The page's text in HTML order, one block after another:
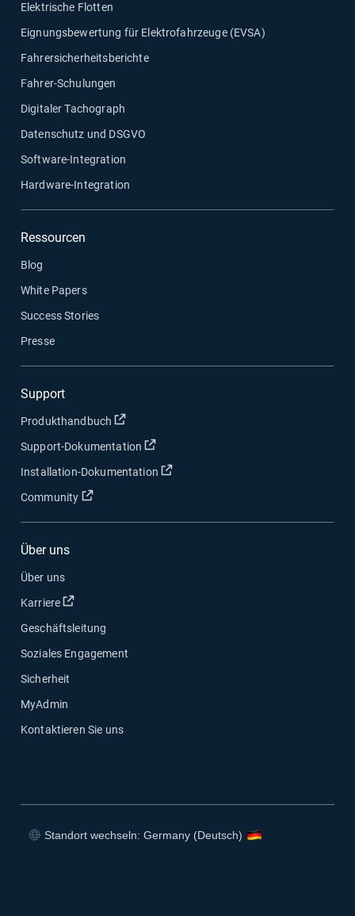
Elektrische Flotten
Eignungsbewertung für Elektrofahrzeuge (EVSA)
Fahrersicherheitsberichte
Fahrer-Schulungen
Digitaler Tachograph
Datenschutz und DSGVO
Software-Integration
Hardware-Integration
Ressourcen
Blog
White Papers
Success Stories
Presse
Support
Produkthandbuch In neuem Fenster öffnen
Support-Dokumentation In neuem Fenster öffnen
Installation-Dokumentation In neuem Fenster öffnen
Community In neuem Fenster öffnen
Über uns
Über uns
Karriere
In neuem Fenster öffnen
Geschäftsleitung
Soziales Engagement
Sicherheit
MyAdmin
Kontaktieren Sie uns
Standort wechseln: Germany (Deutsch)